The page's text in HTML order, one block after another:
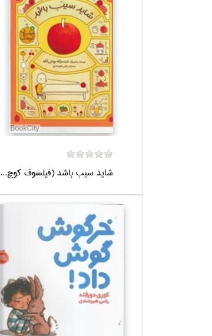
شايد سيب باشد (فيلسوف كوچ...